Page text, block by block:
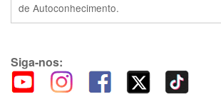
de Autoconhecimento.
Siga-nos: